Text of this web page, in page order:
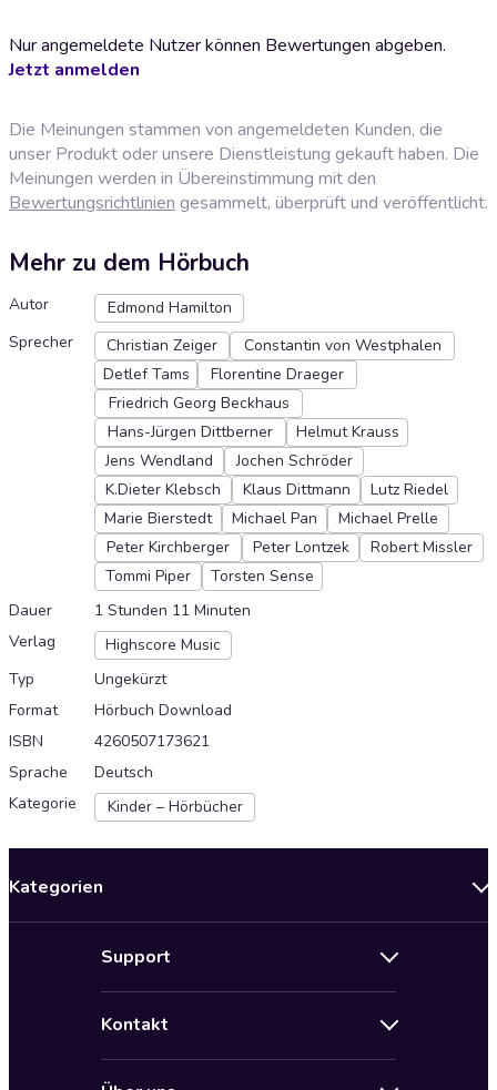
Nur angemeldete Nutzer können Bewertungen abgeben.
Jetzt anmelden
Die Meinungen stammen von angemeldeten Kunden, die
unser Produkt oder unsere Dienstleistung gekauft haben. Die
Meinungen werden in Übereinstimmung mit den
Bewertungsrichtlinien gesammelt, überprüft und veröffentlicht.
Mehr zu dem Hörbuch
Autor
Edmond Hamilton
Sprecher
Christian Zeiger
Constantin von Westphalen
Detlef Tams
Florentine Draeger
Friedrich Georg Beckhaus
Hans-Jürgen Dittberner
Helmut Krauss
Jens Wendland
Jochen Schröder
K.Dieter Klebsch
Klaus Dittmann
Lutz Riedel
Marie Bierstedt
Michael Pan
Michael Prelle
Peter Kirchberger
Peter Lontzek
Robert Missler
Tommi Piper
Torsten Sense
Dauer
1 Stunden 11 Minuten
Verlag
Highscore Music
Typ
Ungekürzt
Format
Hörbuch Download
ISBN
4260507173621
Sprache
Deutsch
Kategorie
Kinder – Hörbücher
Kategorien
Support
AGB für Audioteka Abo
Kontakt